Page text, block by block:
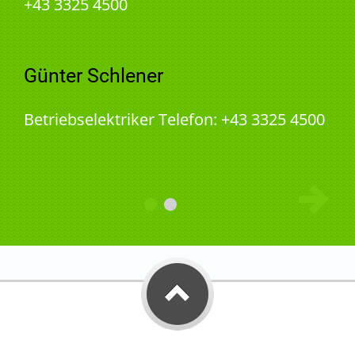
+43 3325 4500
Günter Schlener
Betriebselektriker Telefon: +43 3325 4500